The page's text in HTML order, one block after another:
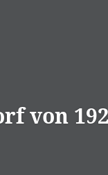
von